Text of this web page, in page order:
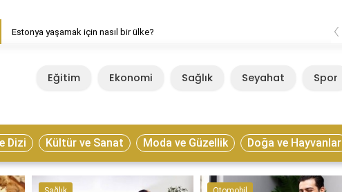
Estonya yaşamak için nasıl bir ülke? ‹
Eğitim Ekonomi Sağlık Seyahat Spor
Dizi Kültür ve Sanat Moda ve Güzellik Doğa ve Hayvanlar